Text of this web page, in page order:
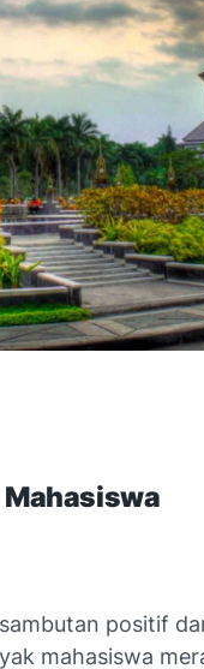
positif
mahasiswa